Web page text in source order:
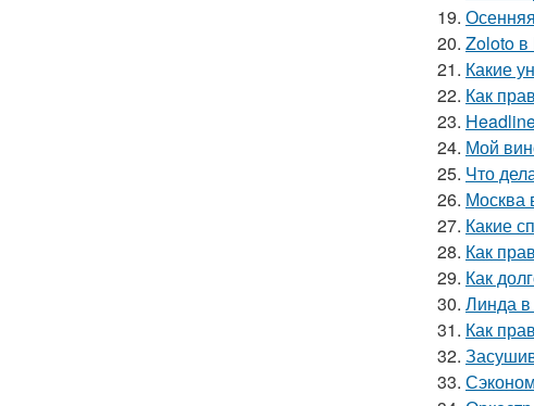
19.
20. Zoloto
21. Какие
22. Как
23.
24. Мой
25. Что
26. Москва
27. Какие
28. Как
29. Как
30. Линда в
31. Как
32.
33.